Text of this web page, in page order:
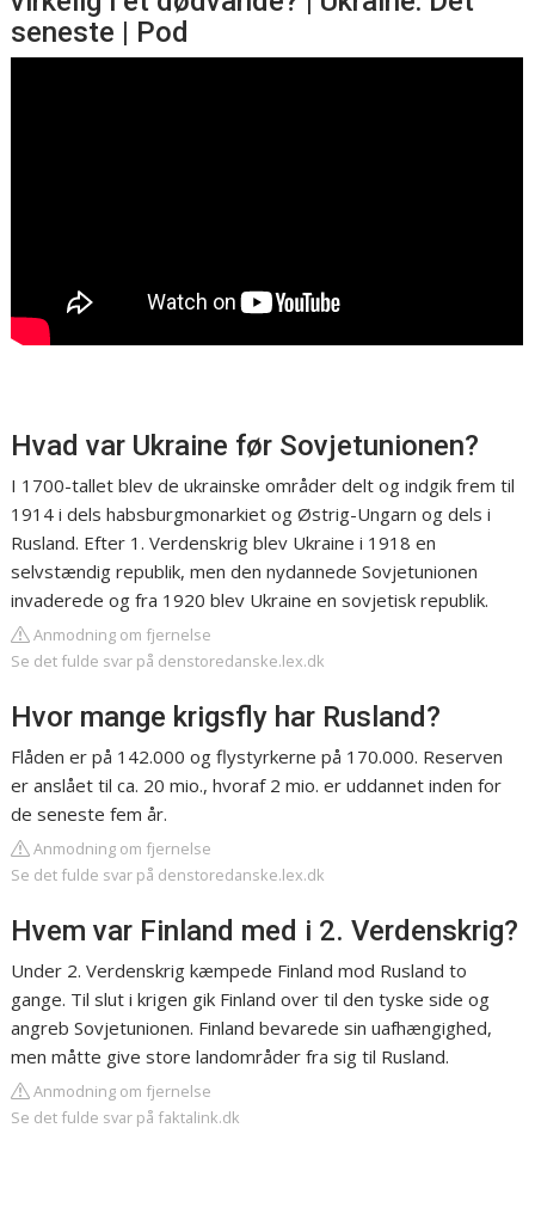
seneste | Pod
Hvad var Ukraine før Sovjetunionen?
I 1700-tallet blev de ukrainske områder delt og indgik frem til
1914 i dels habsburgmonarkiet og Østrig-Ungarn og dels i
Rusland. Efter 1. Verdenskrig blev Ukraine i 1918 en
selvstændig republik, men den nydannede Sovjetunionen
invaderede og fra 1920 blev Ukraine en sovjetisk republik.
Anmodning om fjernelse
Se det fulde svar på denstoredanske.lex.dk
Hvor mange krigsfly har Rusland?
Flåden er på 142.000 og flystyrkerne på 170.000. Reserven
er anslået til ca. 20 mio., hvoraf 2 mio. er uddannet inden for
de seneste fem år.
Anmodning om fjernelse
Se det fulde svar på denstoredanske.lex.dk
Hvem var Finland med i 2. Verdenskrig?
Under 2. Verdenskrig kæmpede Finland mod Rusland to
gange. Til slut i krigen gik Finland over til den tyske side og
angreb Sovjetunionen. Finland bevarede sin uafhængighed,
men måtte give store landområder fra sig til Rusland.
Anmodning om fjernelse
Se det fulde svar på faktalink.dk